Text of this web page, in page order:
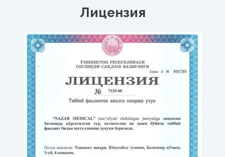
Лицензия